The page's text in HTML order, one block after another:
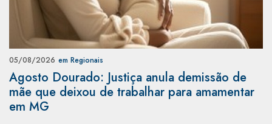
05/08/2026 em Regionais
Agosto Dourado: Justiça anula demissão de
mãe que deixou de trabalhar para amamentar
em MG